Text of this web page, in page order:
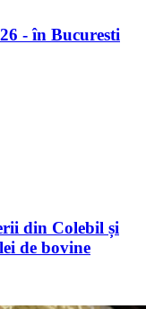
- în Bucuresti
din Colebil și
de bovine